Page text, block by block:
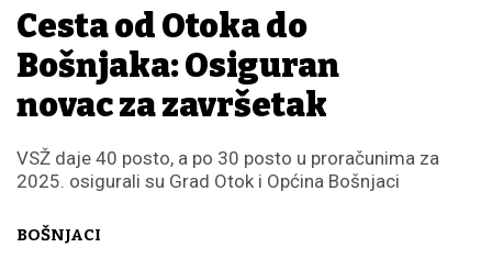
Cesta od Otoka do
Bošnjaka: Osiguran
novac za završetak
VSŽ daje 40 posto, a po 30 posto u proračunima za
2025. osigurali su Grad Otok i Općina Bošnjaci
BOŠNJACI